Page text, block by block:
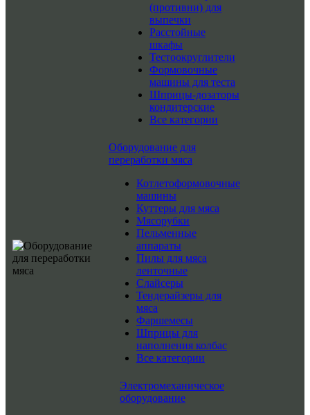
(противни) для
выпечки
Расстойные
шкафы
Тестоокруглители
Формовочные
машины для теста
Шприцы-дозаторы
кондитерские
Все категории
Оборудование для
переработки мяса
Котлетоформовочные
машины
Куттеры для мяса
Мясорубки
Пельменные
аппараты
Пилы для мяса
ленточные
Слайсеры
Тендерайзеры для
мяса
Фаршемесы
Шприцы для
наполнения колбас
Все категории
Электромеханическое
оборудование